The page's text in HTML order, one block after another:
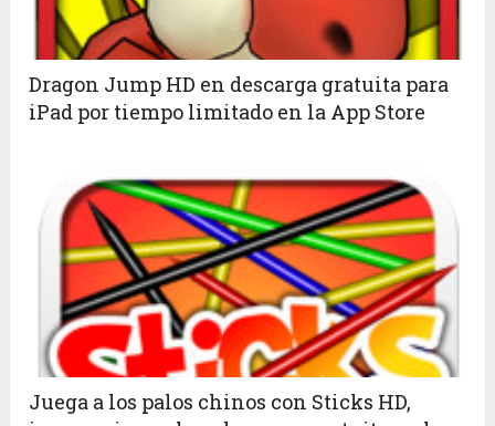
Dragon Jump HD en descarga gratuita para
iPad por tiempo limitado en la App Store
Juega a los palos chinos con Sticks HD,